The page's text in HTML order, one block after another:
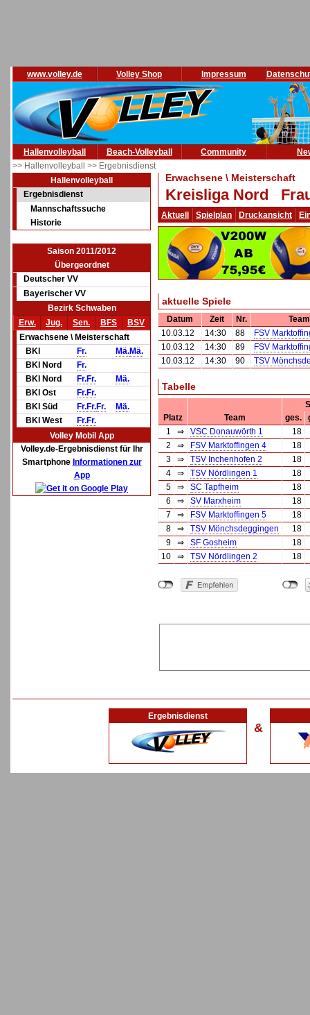
www.volley.de Volley Shop Impressum
Hallenvolleyball Beach-Volleyball Community
>> Hallenvolleyball >> Ergebnisdienst
Hallenvolleyball
Ergebnisdienst
Mannschaftssuche
Historie
Saison 2011/2012
Übergeordnet
Deutscher VV
Bayerischer VV
Bezirk Schwaben
Erw.
Jug. Sen. BFS
BSV
Erwachsene \ Meisterschaft
BKl
Fr. Mä.Mä.
BKl Nord
Fr.
BKl Nord
Fr.Fr.
Mä.
BKl Ost
Fr.Fr.
BKl Süd
Fr.Fr.Fr.
Mä.
BKl West
Fr.Fr.
Volley Mobil App
Volley.de-Ergebnisdienst für Ihr
Smartphone Informationen zur
App
Erwachsene \ Meisterschaft
Kreisliga Nord
Aktuell Spielplan Druckansicht
aktuelle Spiele
Datum Zeit Nr.
10.03.12
14:30 88
FSV
10.03.12
14:30 89
FSV
10.03.12
14:30 90 TSV
Tabelle
Platz
Team ges.
1
⇒ VSC Donauwörth 1
18
2
⇒ FSV Marktoffingen 4
18
3
⇒ TSV Inchenhofen 2
18
4
⇒ TSV Nördlingen 1
18
5
⇒ SC Tapfheim
18
6
⇒ SV Marxheim
18
7
⇒ FSV Marktoffingen 5
18
8
⇒ TSV Mönchsdeggingen
18
9
⇒ SF Gosheim
18
10
⇒ TSV Nördlingen 2 18
Ergebnisdienst
&